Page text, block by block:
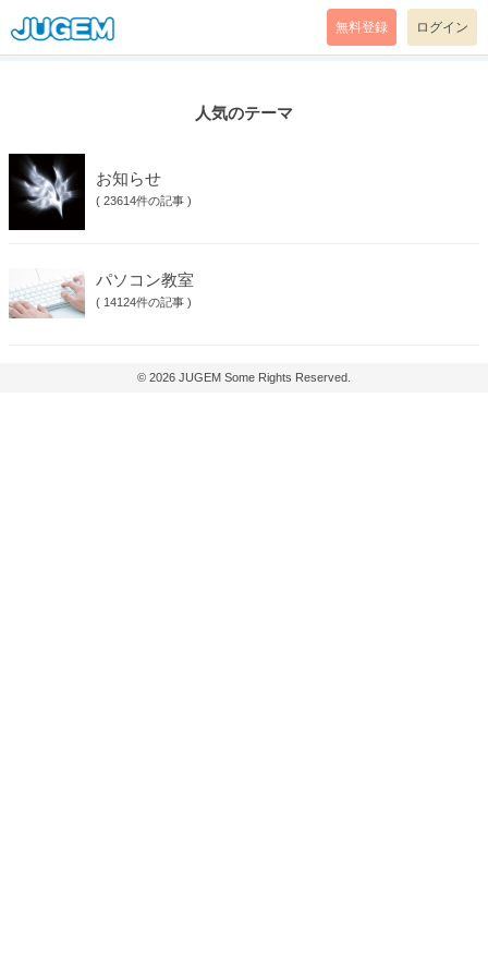
無料登録 ログイン
人気のテーマ
お知らせ
( 23614件の記事 )
パソコン教室
( 14124件の記事 )
© 2026 JUGEM Some Rights Reserved.